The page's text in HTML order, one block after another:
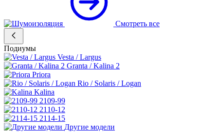
Смотреть все
Подиумы
Vesta / Largus
Granta / Kalina 2
Priora
Rio / Solaris / Logan
Kalina
2109-99
2110-12
2114-15
Другие модели